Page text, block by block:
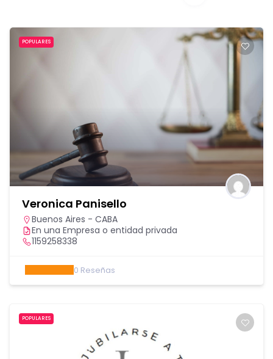
POPULARES
Veronica Panisello
Buenos Aires - CABA
En una Empresa o entidad privada
1159258338
0 Reseñas
POPULARES